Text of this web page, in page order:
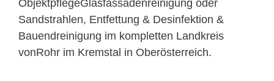
ObjektpflegeGlasfassadenreinigung oder
Sandstrahlen, Entfettung & Desinfektion &
Bauendreinigung im kompletten Landkreis
vonRohr im Kremstal in Oberösterreich.